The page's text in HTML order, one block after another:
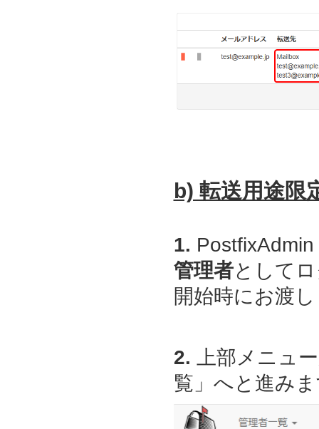
b) 転送用途限
1. PostfixAdmin
管理者として
開始時にお渡
2. 上部メニュ
覧」へと進み